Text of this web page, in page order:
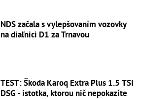
NDS začala s vylepšovaním vozovky
na diaľnici D1 za Trnavou
TEST: Škoda Karoq Extra Plus 1.5 TSI
DSG - istotka, ktorou nič nepokazíte